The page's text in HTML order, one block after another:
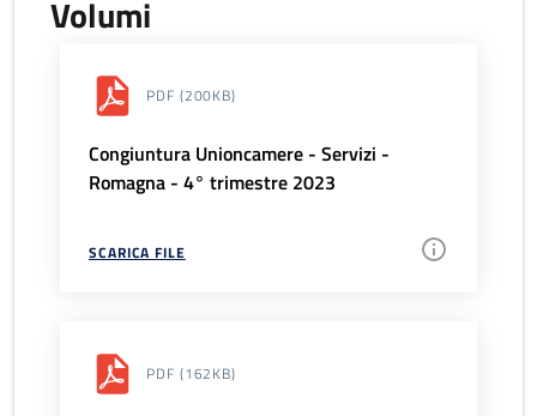
Volumi
PDF (200KB)
Congiuntura Unioncamere - Servizi -
Romagna - 4° trimestre 2023
SCARICA FILE
PDF (162KB)